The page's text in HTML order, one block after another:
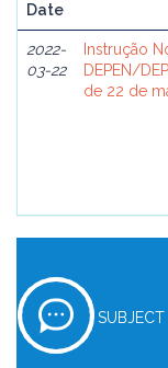
Date
2022-
03-22
Instrução
DEPEN/
de 22 de
SUBJECT